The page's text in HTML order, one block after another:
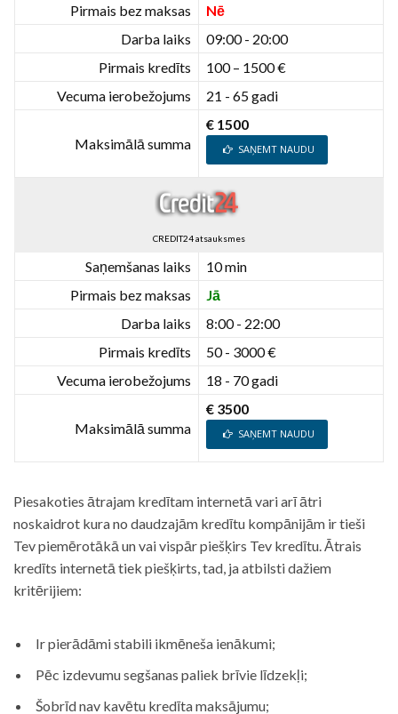
Pirmais bez maksas
Nē
Darba laiks
09:00 - 20:00
Pirmais kredīts
100 – 1500 €
Vecuma ierobežojums
21 - 65 gadi
Maksimālā summa
€ 1500
SAŅEMT NAUDU
CREDIT24 atsauksmes
Saņemšanas laiks
10 min
Pirmais bez maksas
Jā
Darba laiks
8:00 - 22:00
Pirmais kredīts
50 - 3000 €
Vecuma ierobežojums
18 - 70 gadi
Maksimālā summa
€ 3500
SAŅEMT NAUDU
Piesakoties ātrajam kredītam internetā vari arī ātri
noskaidrot kura no daudzajām kredītu kompānijām ir tieši
Tev piemērotākā un vai vispār piešķirs Tev kredītu. Ātrais
kredīts internetā tiek piešķirts, tad, ja atbilsti dažiem
kritērijiem:
Ir pierādāmi stabili ikmēneša ienākumi;
Pēc izdevumu segšanas paliek brīvie līdzekļi;
Šobrīd nav kavētu kredīta maksājumu;